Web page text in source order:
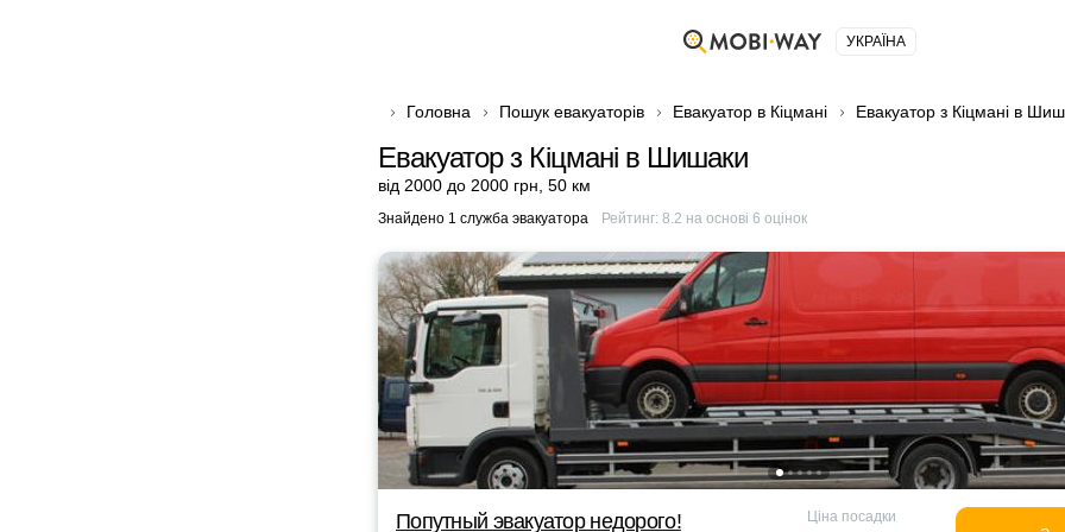
УКРАЇНА
Головна Пошук евакуаторів Евакуатор в Кіцмані Евакуатор з Кіцмані в
Евакуатор з Кіцмані в Шишаки
від 2000 до 2000 грн 50 км
Знайдено 1 служба эвакуатора Рейтинг: 8.2 на основі 6 оцінок
Попутный эвакуатор недорого! Ціна посадки